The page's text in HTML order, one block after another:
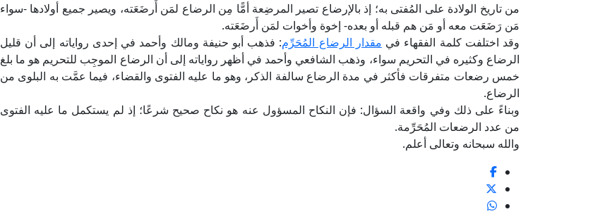
من تاريخ الولادة على المُفتى به؛ إذ بالإرضاع تصير المرضِعة أمًّا مِن الرضاع لمَن أَرضَعَته، ويصير جميع أولادها -سواء
مَن رَضَعَت معه أو مَن هم قبله أو بعده- إخوة وأخوات لمَن أَرضَعَته.
وقد اختلفت كلمة الفقهاء في مقدار الرضاع المُحَرِّم: فذهب أبو حنيفة ومالك وأحمد في إحدى رواياته إلى أن قليل
الرضاع وكثيره في التحريم سواء، وذهب الشافعي وأحمد في أظهر رواياته إلى أن الرضاع الموجِب للتحريم هو ما بلغ
خمس رضعات متفرقات فأكثر في مدة الرضاع سالفة الذكر، وهو ما عليه الفتوى والقضاء، فيما عمَّت به البلوى من
الرضاع.
وبناءً على ذلك وفي واقعة السؤال: فإن النكاح المسؤول عنه هو نكاح صحيح شرعًا؛ إذ لم يستكمل ما عليه الفتوى
من عدد الرضعات المُحَرِّمة.
والله سبحانه وتعالى أعلم.